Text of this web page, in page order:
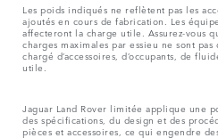
Les poids indiqués ne reflètent pas les
ajoutés en cours de fabrication. Les
affecteront la charge utile. Assurez-vous
charges maximales par essieu ne sont
chargé d’accessoires, d’occupants, de
utile.
Jaguar Land Rover limitée applique une
des spécifications, du design et des
pièces et accessoires, ce qui engendre